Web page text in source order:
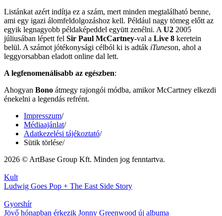
Listánkat azért indítja ez a szám, mert minden megtalálható benne,
ami egy igazi álomfeldolgozáshoz kell. Például nagy tömeg előtt az
egyik legnagyobb példaképeddel együtt zenélni. AU2 2005
júliusában lépett fel Sir Paul McCartney-val a Live 8 keretein
belül. A számot jótékonysági célból ki is adták iTuneson, ahol a
leggyorsabban eladott online dal lett.
A legfenomenálisabb az egészben:
Ahogyan Bono átmegy rajongói módba, amikor McCartney elkezdi
énekelni a legendás refrént.
Impresszum/
Médiaajánlat/
Adatkezelési tájékoztató/
Sütik törlése/
2026 © ArtBase Group Kft. Minden jog fenntartva.
Kult
Ludwig Goes Pop + The East Side Story
Gyorshír
Jövő hónapban érkezik Jonny Greenwood új albuma